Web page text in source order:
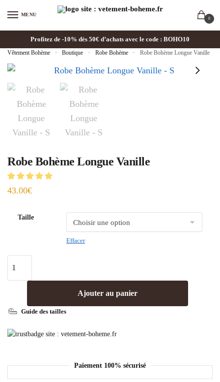
MENU
0
Profitez de -10% dès 50€ d’achats avec le code : BOHO10
Vêtement Bohème » Boutique » Robe Bohème » Robe Bohème Longue Vanille
Robe Bohème Longue Vanille
43.00€
Taille
Effacer
Ajouter au panier
Guide des tailles
Paiement 100% sécurisé